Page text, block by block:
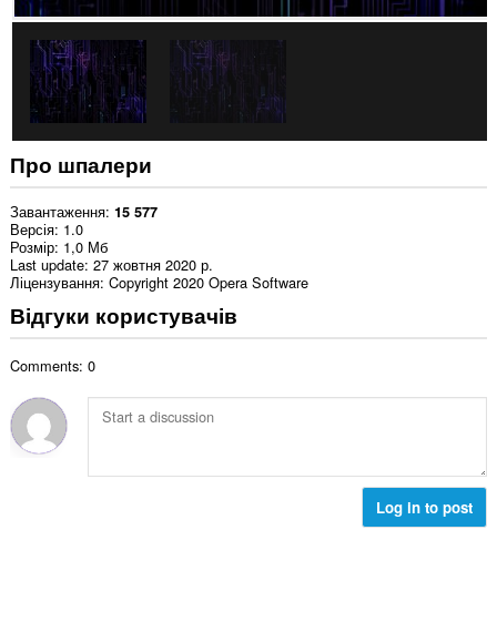
Про шпалери
Завантаження 15 577
Версія 1.0
Розмір 1,0 Мб
Last update 27 жовтня 2020 р.
Ліцензування Copyright 2020 Opera Software
Відгуки користувачів
Comments: 0
Log in to post